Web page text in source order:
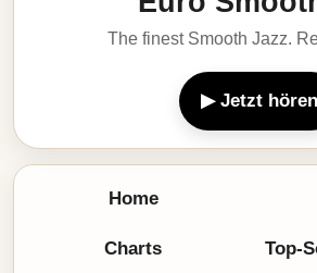
The finest Smooth Jazz.
▶ Jetzt hören
Home
Charts Top-